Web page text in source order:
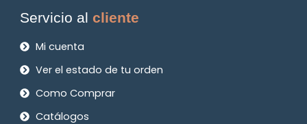
Servicio alcliente
Mi cuenta
Ver el estado de tu orden
Como Comprar
Catálogos